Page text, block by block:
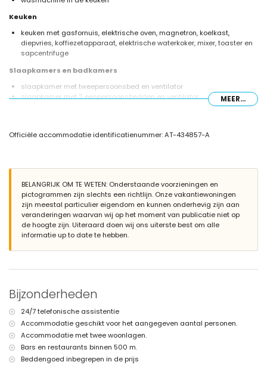
Keuken
keuken met gasfornuis, elektrische oven, magnetron, koelkast,
diepvries, koffiezetapparaat, elektrische waterkoker, mixer, toaster en
sapcentrifuge
Slaapkamers en badkamers
slaapkamer met tweepersoonsbed en ventilator
slaapkamer met 2 eenpersoonsbedden en ventilator
badkamer met enkele wastafel, bad/douche combinatie, bidet en
Buiten van dit vakantiehuis
gazontuin met bomen en tuinmeubelen met ligstoelen
overdekt terras
barbecue
buiten douche
buiten zitgedeelte en buiten eetgedeelte
Meer informatie
dichtstbijzijnde rivier of kust: Mediterráneo, Javea (binnen 1000 meter
dichtstbijzijnde haven: Puerto Aduanas del Mar, Javea (binnen 5
dichtstbijzijnde luchthaven: Alicante (binnen 100 kilometer van het
huis)
tweede dichtstbijzijnde luchthaven: Valencia (> 100 kilometer)
huisdieren zijn niet toegestaan
De accommodatie is zeer geschikt voor gezinnen met kinderen
MEER...
Officiële accommodatie identificatienummer: AT-434857-A
BELANGRIJK OM TE WETEN: Onderstaande voorzieningen en
pictogrammen zijn slechts een richtlijn. Onze vakantiewoningen
zijn meestal particulier eigendom en kunnen onderhevig zijn aan
veranderingen waarvan wij op het moment van publicatie niet op
de hoogte zijn. Uiteraard doen wij ons uiterste best om alle
informatie up to date te hebben.
Bijzonderheden
24/7 telefonische assistentie
Accommodatie geschikt voor het aangegeven aantal personen.
Accommodatie met twee woonlagen.
Bars en restaurants binnen 500 m.
Beddengoed inbegrepen in de prijs